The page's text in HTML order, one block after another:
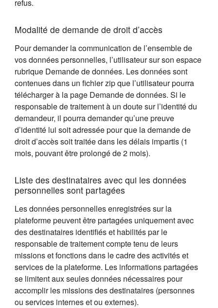
refus.
Modalité de demande de droit d’accès
Pour demander la communication de l’ensemble de
vos données personnelles, l’utilisateur sur son espace
rubrique Demande de données. Les données sont
contenues dans un fichier zip que l’utilisateur pourra
télécharger à la page Demande de données. Si le
responsable de traitement à un doute sur l’identité du
demandeur, il pourra demander qu’une preuve
d’identité lui soit adressée pour que la demande de
droit d’accès soit traitée dans les délais impartis (1
mois, pouvant être prolongé de 2 mois).
Liste des destinataires avec qui les données
personnelles sont partagées
Les données personnelles enregistrées sur la
plateforme peuvent être partagées uniquement avec
des destinataires identifiés et habilités par le
responsable de traitement compte tenu de leurs
missions et fonctions dans le cadre des activités et
services de la plateforme. Les informations partagées
se limitent aux seules données nécessaires pour
accomplir les missions des destinataires (personnes
ou services internes et ou externes).